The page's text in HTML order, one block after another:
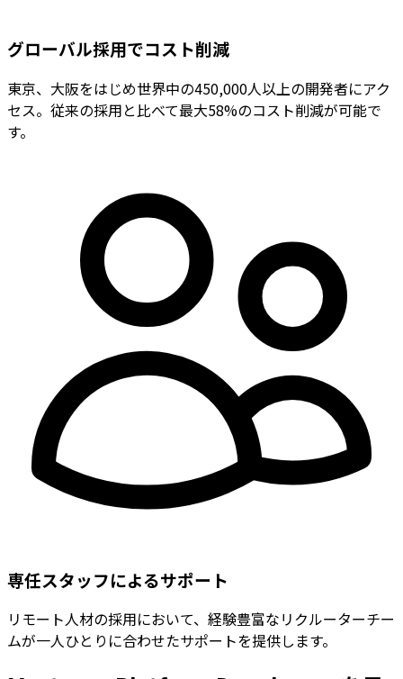
グローバル採用でコスト削減
東京、大阪をはじめ世界中の450,000人以上の開発者にアク
セス。従来の採用と比べて最大58%のコスト削減が可能で
す。
専任スタッフによるサポート
リモート人材の採用において、経験豊富なリクルーターチー
ムが一人ひとりに合わせたサポートを提供します。